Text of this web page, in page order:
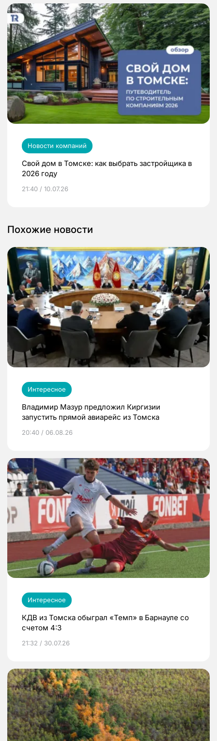
Новости компаний
Свой дом в Томске: как выбрать застройщика в
2026 году
21:40 / 10.07.26
Похожие новости
Интересное
Владимир Мазур предложил Киргизии
запустить прямой авиарейс из Томска
20:40 / 06.08.26
Интересное
КДВ из Томска обыграл «Темп» в Барнауле со
счетом 4:3
21:32 / 30.07.26